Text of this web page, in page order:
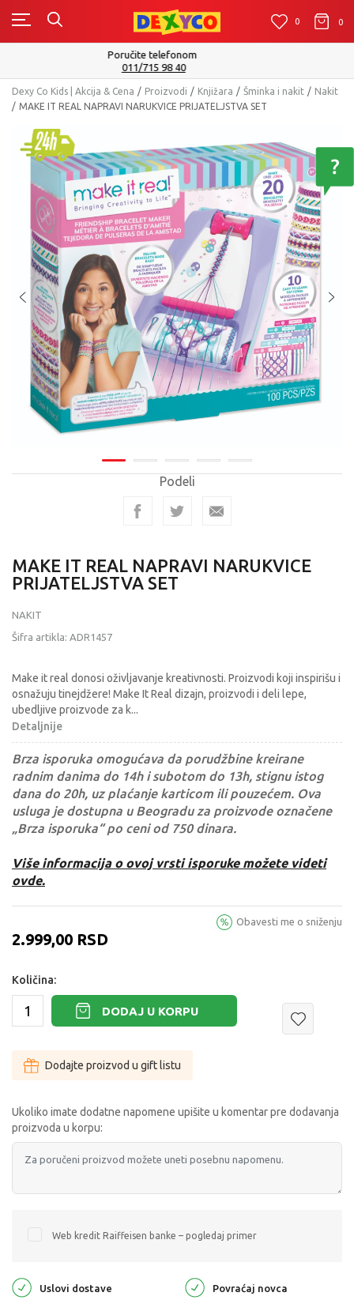
0 0 0
Isporuku možete očekivati u roku od 2 do 4 radna dana!
Pogledaj više
Dexy Co Kids | Akcija & Cena Proizvodi Knjižara Šminka i nakit
Nakit
MAKE IT REAL NAPRAVI NARUKVICE PRIJATELJSTVA SET
Podeli
MAKE IT REAL NAPRAVI NARUKVICE
PRIJATELJSTVA SET
NAKIT
Šifra artikla: ADR1457
Make it real donosi oživljavanje kreativnosti. Proizvodi koji inspirišu i
osnažuju tinejdžere! Make It Real dizajn, proizvodi i deli lepe,
ubedljive proizvode za k...
Detaljnije
Brza isporuka omogućava da porudžbine kreirane
radnim danima do 14h i subotom do 13h, stignu istog
dana do 20h, uz plaćanje karticom ili pouzećem. Ova
usluga je dostupna u Beogradu za proizvode označene
„Brza isporuka“ po ceni od 750 dinara.
Više informacija o ovoj vrsti isporuke možete videti
ovde.
2.999,00 RSD
Obavesti me o sniženju
Količina:
DODAJ U KORPU
Dodajte proizvod u gift listu
Ukoliko imate dodatne napomene upišite u komentar pre dodavanja
proizvoda u korpu:
Web kredit Raiffeisen banke – pogledaj primer
Uslovi dostave Povraćaj novca